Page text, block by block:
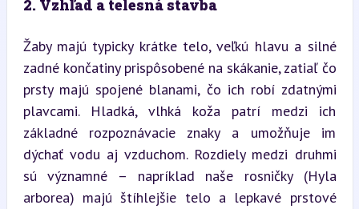
2. Vzhľad a telesná stavba
Žaby majú typicky krátke telo, veľkú hlavu a silné
zadné končatiny prispôsobené na skákanie, zatiaľ čo
prsty majú spojené blanami, čo ich robí zdatnými
plavcami. Hladká, vlhká koža patrí medzi ich
základné rozpoznávacie znaky a umožňuje im
dýchať vodu aj vzduchom. Rozdiely medzi druhmi
sú významné – napríklad naše rosničky (Hyla
arborea) majú štíhlejšie telo a lepkavé prstové